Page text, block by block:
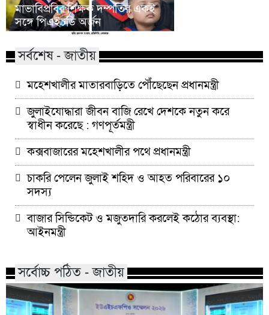
মাভাবিপ্রবির শিক্ষক দম্পতির একই
সঙ্গে পিএইচডি অর্জন
সর্বশেষ - জাতীয়
মহেশখালীর মাতারবাড়িতে পৌঁছেছেন প্রধানমন্ত্রী
জুলাইযোদ্ধারা জীবন বাজি রেখে দেশকে নতুন করে
স্বাধীন করেছে : গণপূর্তমন্ত্রী
কক্সবাজারের মহেশখালীর পথে প্রধানমন্ত্রী
চাকরি পেলেন জুলাই শহিদ ও আহত পরিবারের ১০
সদস্য
বাজার সিন্ডিকেট ও মজুতদারি করলেই কঠোর ব্যবস্থা:
আইনমন্ত্রী
সর্বোচ্চ পঠিত - জাতীয়